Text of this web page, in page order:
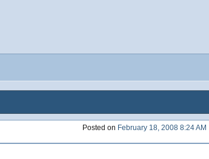
Posted on February 18, 2008 8:24 AM